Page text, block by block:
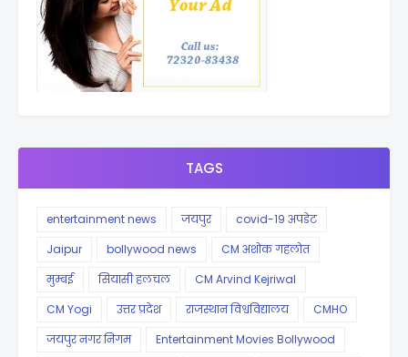
TAGS
entertainment news जयपुर
covid-19 अपडेट
Jaipur
bollywood news
CM अशोक गहलोत
मुम्बई
सियासी हलचल
CM Arvind Kejriwal
CM Yogi
उत्तर प्रदेश राजस्थान विश्वविद्यालय
CMHO
जयपुर नगर निगम
Entertainment Movies Bollywood